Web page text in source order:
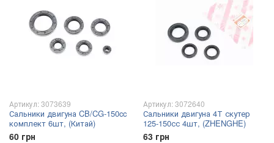
Артикул: 3073639
Сальники двигуна CB/CG-150cc
комплект 6шт, (Китай)
60 грн
Артикул: 3072640
Сальники двигуна 4Т скутер
125-150сс 4шт, (ZHENGHE)
63 грн